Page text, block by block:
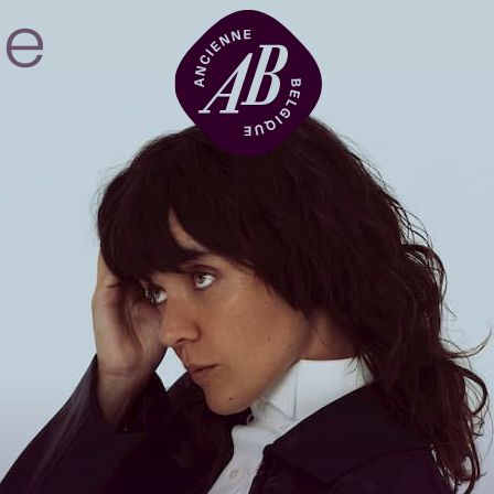
Location de
BRDCST
ABtv
Chèque-concert